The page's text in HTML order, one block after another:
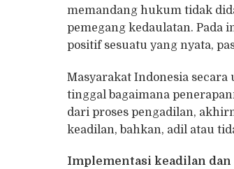
memandang hukum tidak
pemegang kedaulatan. Pada
positif sesuatu yang nyata,
Masyarakat Indonesia
tinggal bagaimana
dari proses pengadilan,
keadilan, bahkan, adil atau
Implementasi keadilan